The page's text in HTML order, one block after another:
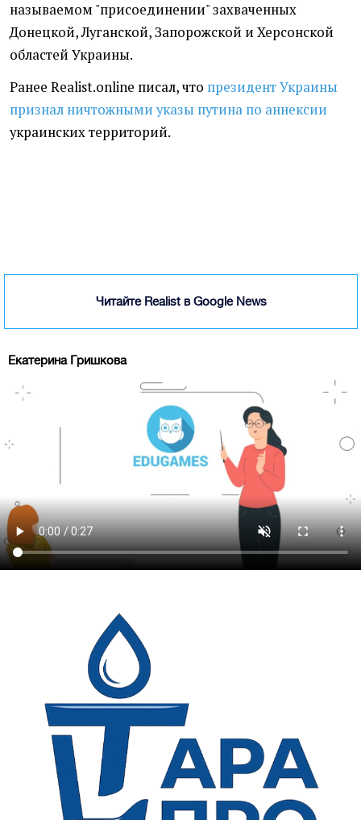
называемом "присоединении" захваченных
Донецкой, Луганской, Запорожской и Херсонской
областей Украины.
Ранее Realist.online писал, что президент Украины
признал ничтожными указы путина по аннексии
украинских территорий.
Читайте Realist в Google News
Екатерина Гришкова